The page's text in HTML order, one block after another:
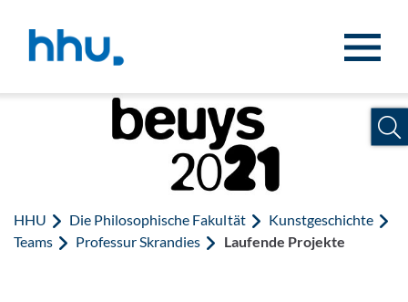
HHU Die Philosophische Fakultät
Kunstgeschichte
Teams
Professur Skrandies Laufende Projekte